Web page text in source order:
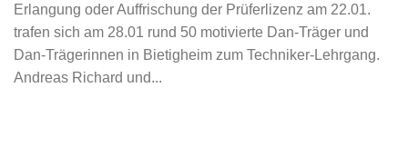
Erlangung oder Auffrischung der Prüferlizenz am 22.01.
trafen sich am 28.01 rund 50 motivierte Dan-Träger und
Dan-Trägerinnen in Bietigheim zum Techniker-Lehrgang.
Andreas Richard und...